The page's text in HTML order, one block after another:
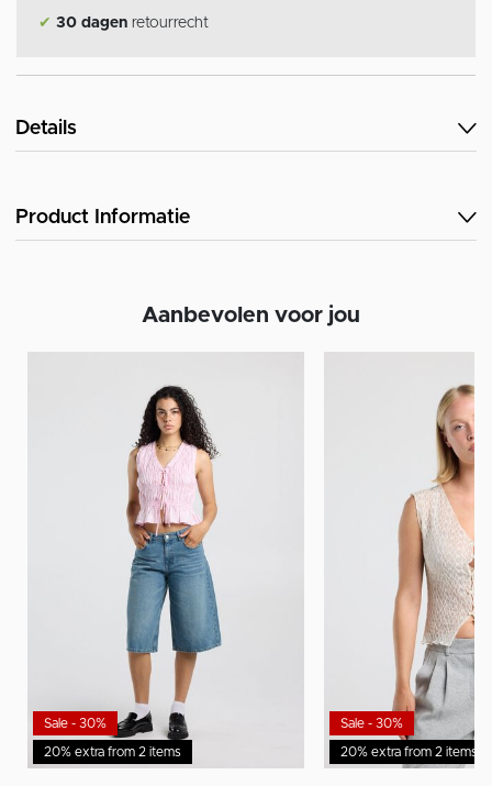
✔ 30 dagen retourrecht
Details
Product Informatie
Aanbevolen voor jou
20% extra from 2 items
Sale - 30%
20% extra from 2 items
Sale - 30%